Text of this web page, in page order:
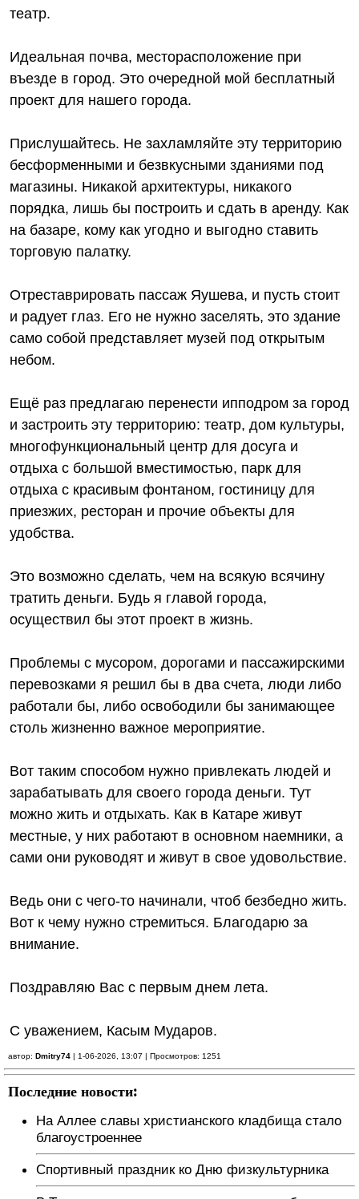
театр.
Идеальная почва, месторасположение при
въезде в город. Это очередной мой бесплатный
проект для нашего города.
Прислушайтесь. Не захламляйте эту территорию
бесформенными и безвкусными зданиями под
магазины. Никакой архитектуры, никакого
порядка, лишь бы построить и сдать в аренду. Как
на базаре, кому как угодно и выгодно ставить
торговую палатку.
Отреставрировать пассаж Яушева, и пусть стоит
и радует глаз. Его не нужно заселять, это здание
само собой представляет музей под открытым
небом.
Ещё раз предлагаю перенести ипподром за город
и застроить эту территорию: театр, дом культуры,
многофункциональный центр для досуга и
отдыха с большой вместимостью, парк для
отдыха с красивым фонтаном, гостиницу для
приезжих, ресторан и прочие объекты для
удобства.
Это возможно сделать, чем на всякую всячину
тратить деньги. Будь я главой города,
осуществил бы этот проект в жизнь.
Проблемы с мусором, дорогами и пассажирскими
перевозками я решил бы в два счета, люди либо
работали бы, либо освободили бы занимающее
столь жизненно важное мероприятие.
Вот таким способом нужно привлекать людей и
зарабатывать для своего города деньги. Тут
можно жить и отдыхать. Как в Катаре живут
местные, у них работают в основном наемники, а
сами они руководят и живут в свое удовольствие.
Ведь они с чего-то начинали, чтоб безбедно жить.
Вот к чему нужно стремиться. Благодарю за
внимание.
Поздравляю Вас с первым днем лета.
С уважением, Касым Мударов.
автор: Dmitry74 | 1-06-2026, 13:07 | Просмотров: 1251
Последние новости:
На Аллее славы христианского кладбища стало
благоустроеннее
Спортивный праздник ко Дню физкультурника